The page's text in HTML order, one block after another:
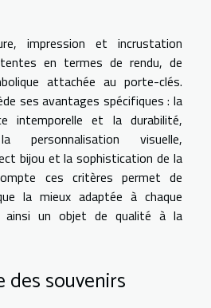
impression et incrustation
en termes de rendu, de
attachée au porte-clés.
ses avantages spécifiques : la
intemporelle et la durabilité,
personnalisation visuelle,
bijou et la sophistication de la
ces critères permet de
la mieux adaptée à chaque
ainsi un objet de qualité à la
des souvenirs